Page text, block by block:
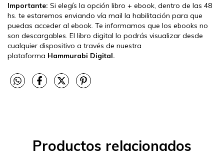
Importante: Si elegís la opción libro + ebook, dentro de las 48
hs. te estaremos enviando vía mail la habilitación para que
puedas acceder al ebook. Te informamos que los ebooks no
son descargables. El libro digital lo podrás visualizar desde
cualquier dispositivo a través de nuestra
plataforma Hammurabi Digital.
Productos relacionados